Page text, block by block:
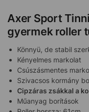
Axer Sport
gyermek roller
Könnyü, de stabil
Kényelmes markolat
Csúszásmentes
Szivacsos kormány
Cipzáras zsákkal a
Műanyag borítások